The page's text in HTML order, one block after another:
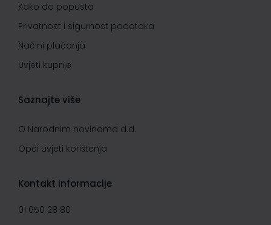
Kako do popusta
Privatnost i sigurnost podataka
Načini plaćanja
Uvjeti kupnje
Saznajte više
O Narodnim novinama d.d.
Opći uvjeti korištenja
Kontakt informacije
01 650 28 80